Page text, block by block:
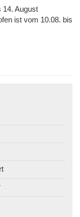
14. August
ist vom 10.08. bis